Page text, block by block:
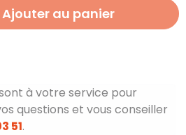
Ajouter au panier
à votre service pour
questions et vous conseiller
51.